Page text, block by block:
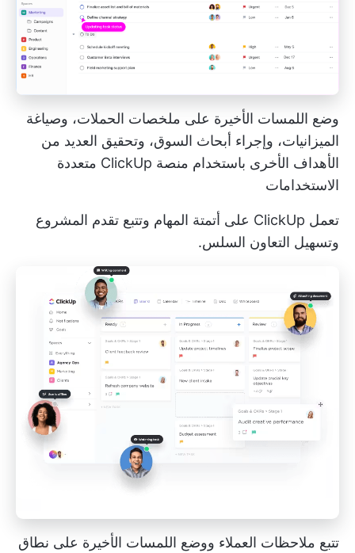
وضع اللمسات الأخيرة على ملخصات الحملات، وصياغة
الميزانيات، وإجراء أبحاث السوق، وتحقيق العديد من
الأهداف الأخرى باستخدام منصة ClickUp متعددة
الاستخدامات
تعمل ClickUp على أتمتة المهام وتتبع تقدم المشروع
وتسهيل التعاون السلس.
تتبع ملاحظات العملاء ووضع اللمسات الأخيرة على نطاق